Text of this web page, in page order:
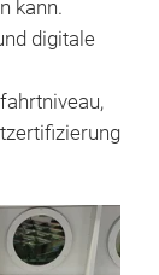
kann.
digitale